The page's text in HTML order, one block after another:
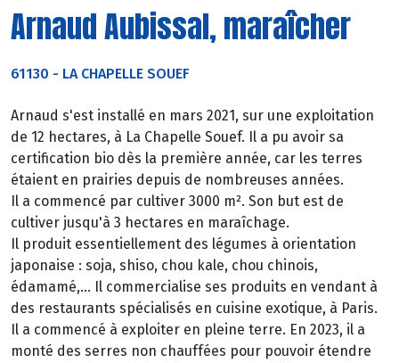
Arnaud Aubissal, maraîcher
61130 - LA CHAPELLE SOUEF
Arnaud s'est installé en mars 2021, sur une exploitation
de 12 hectares, à La Chapelle Souef. Il a pu avoir sa
certification bio dès la première année, car les terres
étaient en prairies depuis de nombreuses années.
Il a commencé par cultiver 3000 m². Son but est de
cultiver jusqu'à 3 hectares en maraîchage.
Il produit essentiellement des légumes à orientation
japonaise : soja, shiso, chou kale, chou chinois,
édamamé,... Il commercialise ses produits en vendant à
des restaurants spécialisés en cuisine exotique, à Paris.
Il a commencé à exploiter en pleine terre. En 2023, il a
monté des serres non chauffées pour pouvoir étendre